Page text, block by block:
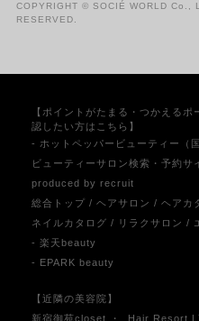
COPYRIGHT © SOCIÉ WORLD Co.,
RESERVED.
【ポイントがたまる・つかえる
認したい方はこちら】
- ホットペッパービューティー（
ビューティーサロン検索・予約
produced by recruit
総合トップ / ヘアサロン / ヘアカ
ネイルカタログ / リラクサロン /
- 楽天beauty
- EPARK beauty
【近隣の美容院】
新宿御苑closet ・ Hair Resort